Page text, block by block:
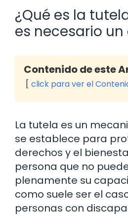
¿Qué es la
es necesario
Contenido de este
click para ver el
La tutela es un
se establece para
derechos y el
persona que no
plenamente su
como suele ser el
personas con